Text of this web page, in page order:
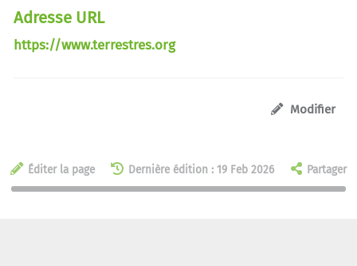
Adresse URL
https://www.terrestres.org
Modifier
Éditer la page Dernière édition : 19 Feb 2026 Partager